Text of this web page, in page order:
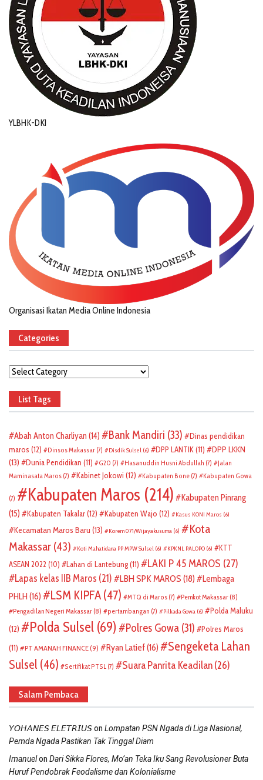
YLBHK-DKI
Organisasi Ikatan Media Online Indonesia
Categories
Categories
List Tags
Abah Anton Charliyan (14) Bank Mandiri (33)
Dinas pendidikan
maros (12) Dinsos Makassar (7) Disdik Sulsel (6) DPP LANTIK(11)
DPP LKKN
(13)
Dunia Pendidikan (11) G20 (7) Hasanuddin Husni Abdullah (7)
Jalan
Maminasata Maros (7) Kabinet Jokowi (12) Kabupaten Bone (7) Kabupaten Gowa
(7) Kabupaten Maros (214)
Kabupaten Pinrang
(15)
Kabupaten Takalar(12) Kabupaten Wajo (12) Kasus KONI Maros (6)
Kecamatan Maros Baru (13) Korem 071/Wijayakusuma (6)
Kota
Makassar (43) Koti Mahatidana PP MPW Sulsel (6) KPKNL PALOPO (6)
KTT
ASEAN 2022 (10) Lahan di Lantebung(11) LAKI P 45 MAROS (27)
Lapas kelas IIB Maros (21) LBH SPK MAROS (18)
Lembaga
PHLH (16) LSM KIPFA (47) MTQ di Maros (7) Pemkot Makassar (8)
Pengadilan Negeri Makassar (8) pertambangan (7) Pilkada Gowa (6)
Polda Maluku
(12)
Polda Sulsel (69) Polres Gowa (31)
Polres Maros
(11)
PT AMANAH FINANCE(9) Ryan Latief(16)
Sengeketa Lahan
Sulsel (46) Sertifikat PTSL (7) Suara Panrita Keadilan(26)
Salam Pembaca
𝘠𝘖𝘏𝘈𝘕𝘌𝘚 𝘌𝘓𝘌𝘛𝘙𝘐𝘜𝘚on Lompatan PSN Ngada di Liga Nasional,
Pemda Ngada Pastikan Tak Tinggal Diam
Imanuelon Dari Sikka Flores, Mo’an Teka Iku Sang Revolusioner Buta
Huruf Pendobrak Feodalisme dan Kolonialisme